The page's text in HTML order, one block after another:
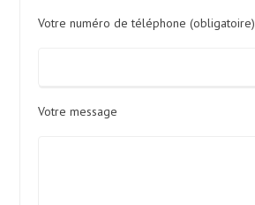
Votre numéro de téléphone (obligatoire)
Votre message